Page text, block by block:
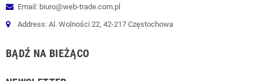
Email: biuro@web-trade.com.pl
Address: Al. Wolności 22, 42-217 Częstochowa
BĄDŹ NA BIEŻĄCO